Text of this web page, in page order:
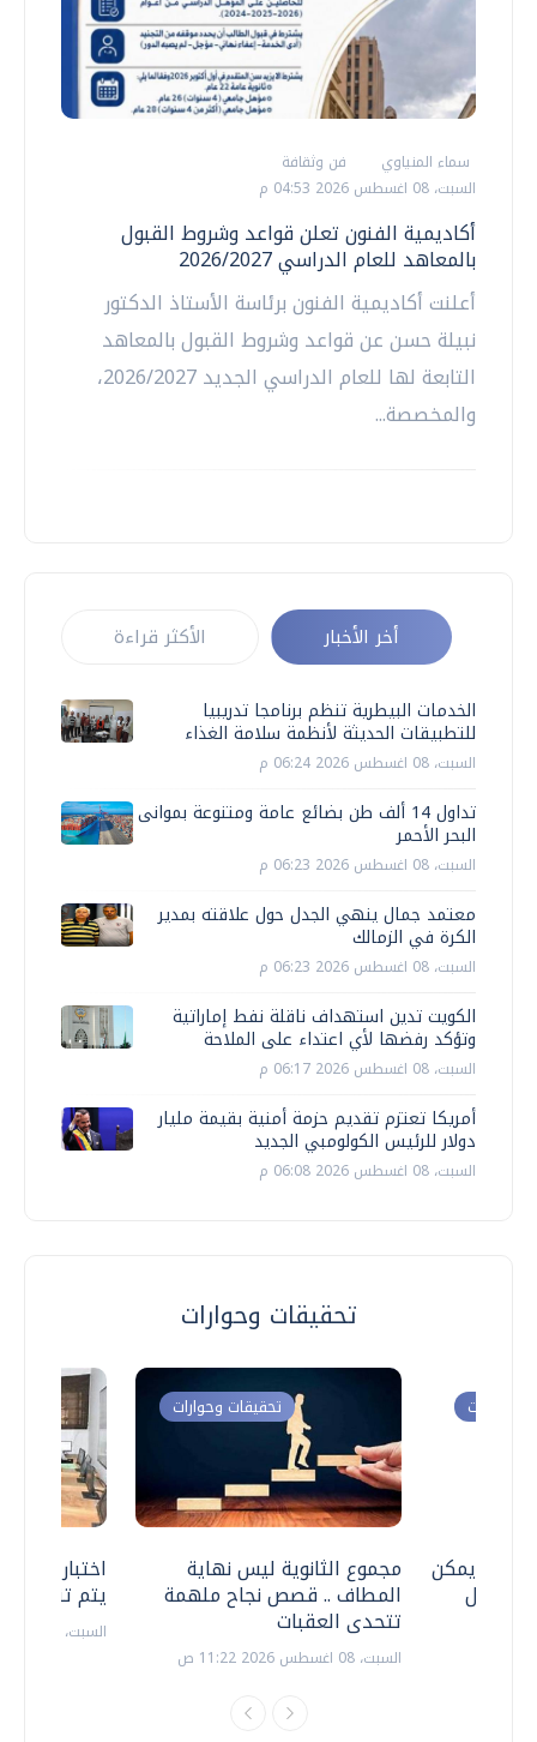
سماء المنياوي
فن وثقافة
السبت، 08 اغسطس 2026 04:53 م
أكاديمية الفنون تعلن قواعد وشروط القبول
بالمعاهد للعام الدراسي 2026/2027
أعلنت أكاديمية الفنون برئاسة الأستاذ الدكتور
نبيلة حسن عن قواعد وشروط القبول بالمعاهد
التابعة لها للعام الدراسي الجديد 2026/2027،
والمخصصة...
أخر الأخبار الأكثر قراءة
الخدمات البيطرية تنظم برنامجا تدريبيا
للتطبيقات الحديثة لأنظمة سلامة الغذاء
السبت، 08 اغسطس 2026 06:24 م
تداول 14 ألف طن بضائع عامة ومتنوعة بموانى
البحر الأحمر
السبت، 08 اغسطس 2026 06:23 م
معتمد جمال ينهي الجدل حول علاقته بمدير
الكرة في الزمالك
السبت، 08 اغسطس 2026 06:23 م
الكويت تدين استهداف ناقلة نفط إماراتية
وتؤكد رفضها لأي اعتداء على الملاحة
السبت، 08 اغسطس 2026 06:17 م
أمريكا تعتزم تقديم حزمة أمنية بقيمة مليار
دولار للرئيس الكولومبي الجديد
السبت، 08 اغسطس 2026 06:08 م
تحقيقات وحوارات
اختبارات
يتم
السبت، 18 يوليو 2026 09:22 ص
تحقيقات وحوارات
مجموع الثانوية ليس نهاية
المطاف .. قصص نجاح ملهمة
تتحدى العقبات
السبت، 08 اغسطس 2026 11:22 ص
وحوارات
.. هل يمكن
نتعامل